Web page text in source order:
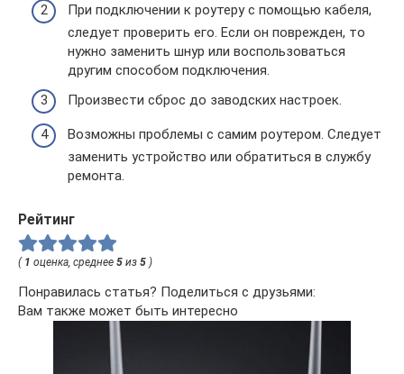
При подключении к роутеру с помощью кабеля,
следует проверить его. Если он поврежден, то
нужно заменить шнур или воспользоваться
другим способом подключения.
Произвести сброс до заводских настроек.
Возможны проблемы с самим роутером. Следует
заменить устройство или обратиться в службу
ремонта.
Рейтинг
( 1 оценка, среднее 5 из 5 )
Понравилась статья? Поделиться с друзьями:
Вам также может быть интересно